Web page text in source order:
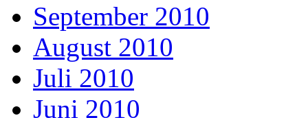
September 2010
August 2010
Juli 2010
Juni 2010